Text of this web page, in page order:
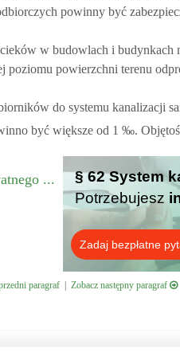
powinny być
w budowlach i budynkach
powierzchni terenu
do systemu kanalizacji
być większe od 1 ‰.
...
§ 62 System
Potrzebujesz
Zadaj bezpłatne
paragraf| Zobacz następny paragraf